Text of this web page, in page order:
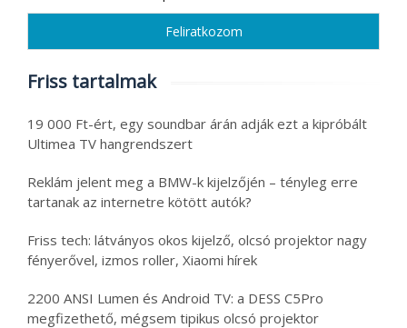
Friss tartalmak
19 000 Ft-ért, egy soundbar árán adják ezt a kipróbált
Ultimea TV hangrendszert
Reklám jelent meg a BMW-k kijelzőjén – tényleg erre
tartanak az internetre kötött autók?
Friss tech: látványos okos kijelző, olcsó projektor nagy
fényerővel, izmos roller, Xiaomi hírek
2200 ANSI Lumen és Android TV: a DESS C5Pro
megfizethető, mégsem tipikus olcsó projektor